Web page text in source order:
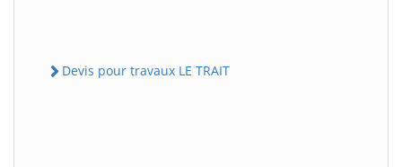
Devis pour travaux LE TRAIT